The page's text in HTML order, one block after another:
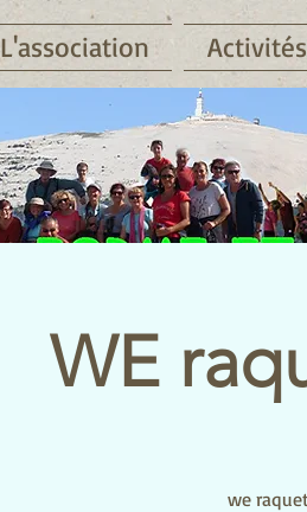
L'association Activités
WE
we